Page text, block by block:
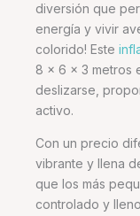
diversión que
energía y vivir
colorido! Este
8 x 6 x 3 metros
deslizarse,
activo.
Con un precio
vibrante y llena
que los más
controlado y